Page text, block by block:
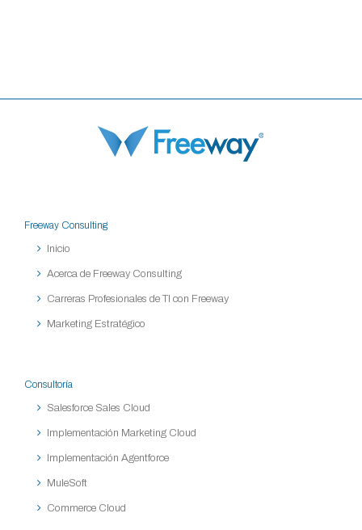
Freeway Consulting
Inicio
Acerca de Freeway Consulting
Carreras Profesionales de TI con Freeway
Marketing Estratégico
Consultoría
Salesforce Sales Cloud
Implementación Marketing Cloud
Implementación Agentforce
MuleSoft
Commerce Cloud